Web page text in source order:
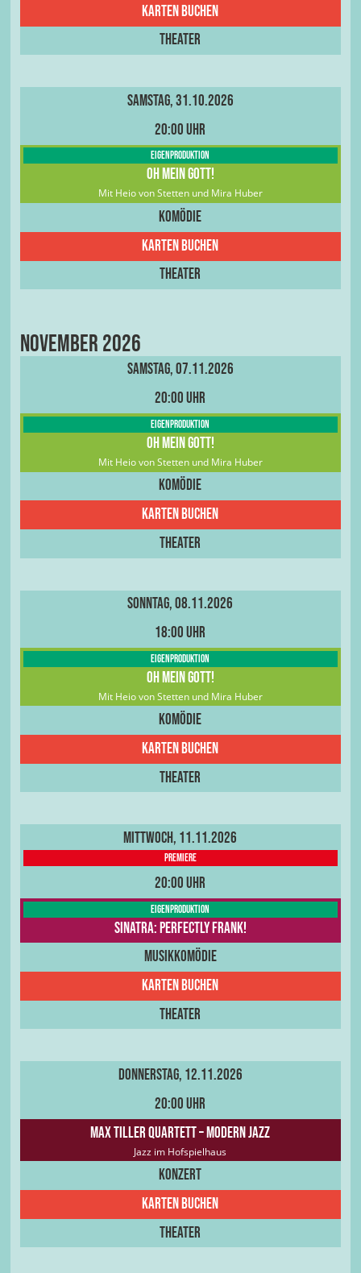
Karten buchen
Theater
Samstag, 31.10.2026
20:00 Uhr
Eigenproduktion
Oh Mein Gott!
Mit Heio von Stetten und Mira Huber
Komödie
Karten buchen
Theater
November 2026
Samstag, 07.11.2026
20:00 Uhr
Eigenproduktion
Oh Mein Gott!
Mit Heio von Stetten und Mira Huber
Komödie
Karten buchen
Theater
Sonntag, 08.11.2026
18:00 Uhr
Eigenproduktion
Oh Mein Gott!
Mit Heio von Stetten und Mira Huber
Komödie
Karten buchen
Theater
Mittwoch, 11.11.2026
PREMIERE
20:00 Uhr
Eigenproduktion
Sinatra: Perfectly Frank!
Musikkomödie
Karten buchen
Theater
Donnerstag, 12.11.2026
20:00 Uhr
Max Tiller Quartett – modern Jazz
Jazz im Hofspielhaus
Konzert
karten buchen
Theater